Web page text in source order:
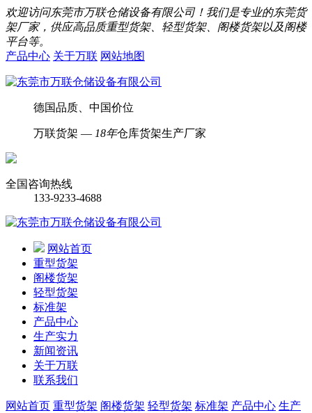
欢迎访问东莞市万联仓储设备有限公司！我们是专业的东莞货
架厂家，供应高品质重型货架、轻型货架、阁楼货架以及阁楼
平台等。
产品中心 关于万联 网站地图
德国品质、中国价位
万联货架 — 18年仓库货架生产厂家
全国咨询热线
133-9233-4688
网站首页
重型货架
阁楼货架
轻型货架
标准架
产品中心
生产实力
新闻资讯
关于万联
联系我们
网站首页 重型货架 阁楼货架 轻型货架 标准架 产品中心 生产